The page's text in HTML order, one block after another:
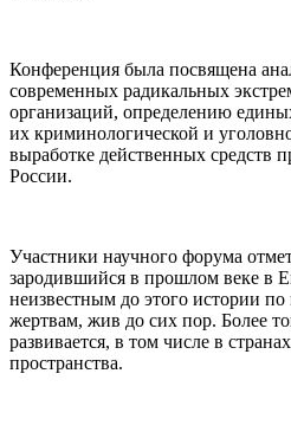
Конференция была посвящена
современных радикальных
организаций, определению
их криминологической и
выработке действенных средств
России.
Участники научного форума
зародившийся в прошлом веке в
неизвестным до этого истории
жертвам, жив до сих пор. Более
развивается, в том числе в
пространства.